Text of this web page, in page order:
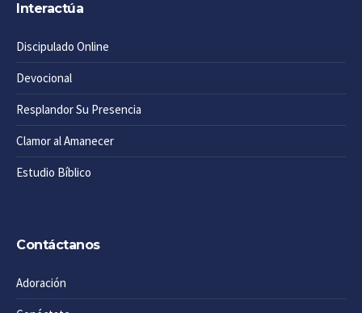
Interactúa
Discipulado Online
Devocional
Resplandor Su Presencia
Clamor al Amanecer
Estudio Bíblico
Contáctanos
Adoración